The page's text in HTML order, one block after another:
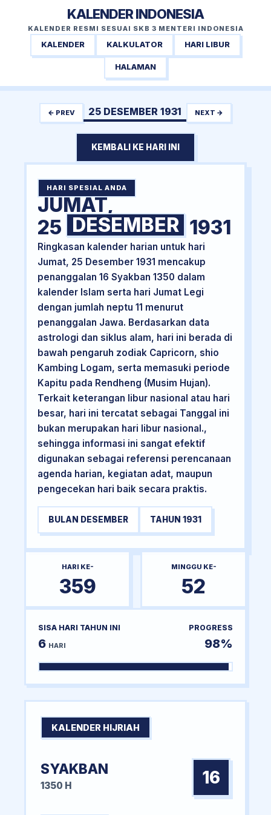
KALENDER INDONESIA
KALENDER RESMI SESUAI SKB 3 MENTERI INDONESIA
KALENDER KALKULATOR HARI LIBUR
HALAMAN
← PREV 25 DESEMBER 1931 NEXT →
KEMBALI KE HARI INI
HARI SPESIAL ANDA
JUMAT,
25 DESEMBER 1931
Ringkasan kalender harian untuk hari
Jumat, 25 Desember 1931 mencakup
penanggalan 16 Syakban 1350 dalam
kalender Islam serta hari Jumat Legi
dengan jumlah neptu 11 menurut
penanggalan Jawa. Berdasarkan data
astrologi dan siklus alam, hari ini berada di
bawah pengaruh zodiak Capricorn, shio
Kambing Logam, serta memasuki periode
Kapitu pada Rendheng (Musim Hujan).
Terkait keterangan libur nasional atau hari
besar, hari ini tercatat sebagai Tanggal ini
bukan merupakan hari libur nasional.,
sehingga informasi ini sangat efektif
digunakan sebagai referensi perencanaan
agenda harian, kegiatan adat, maupun
pengecekan hari baik secara praktis.
BULAN DESEMBER TAHUN 1931
HARI KE-
359
MINGGU KE-
52
SISA HARI TAHUN INI
6 HARI
PROGRESS
98%
KALENDER HIJRIAH
SYAKBAN
1350 H 16